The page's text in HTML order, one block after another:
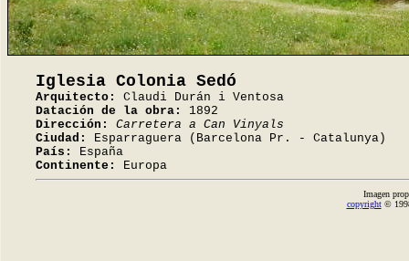
Iglesia Colonia Sedó
Arquitecto:
Claudi Durán i Ventosa
Datación de la obra:
1892
Dirección:
Carretera a Can Vinyals
Ciudad:
Esparraguera (Barcelona Pr. - Catalunya)
País:
España
Continente:
Europa
Imagen
copyright©